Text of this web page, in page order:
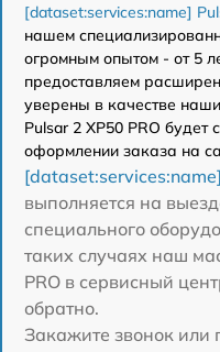
[dataset:services:name]
нашем
огромным опытом - от 5
предоставляем
уверены в качестве
Pulsar 2 XP50 PRO
оформлении заказа на
выполняется на
специального
таких случаях наш
PRO в сервисный
обратно.
Закажите звонок или